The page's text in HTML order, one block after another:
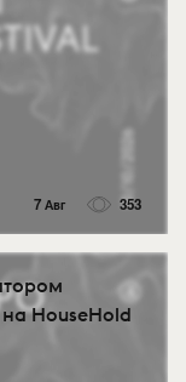
7 Авг 353
HouseHold